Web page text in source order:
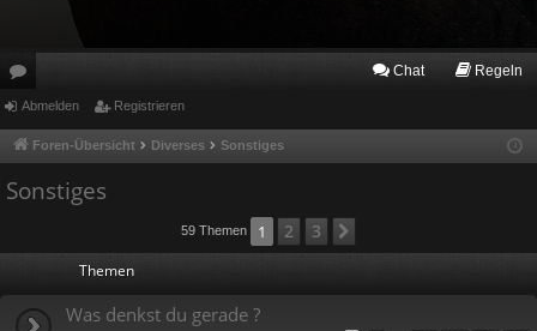
or
en
Chat Regeln
Abmelden Registrieren
Foren-Übersicht Diverses Sonstiges
Sonstiges
59 Themen 1 2 3
Themen
Was denkst du gerade ?